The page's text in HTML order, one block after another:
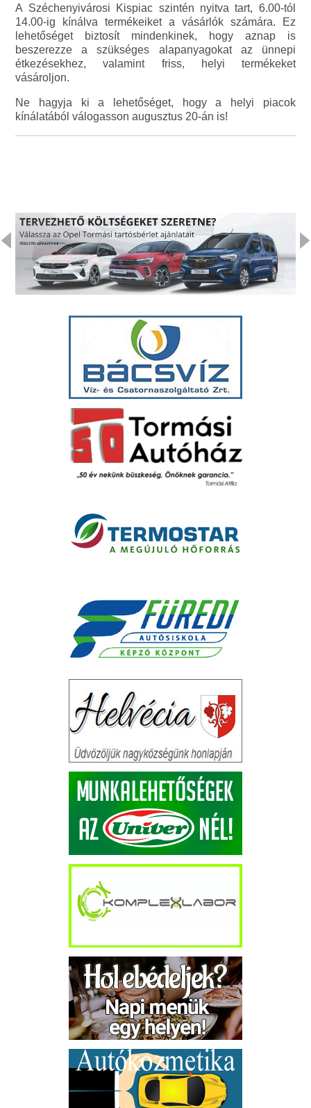
A Széchenyivárosi Kispiac szintén nyitva tart, 6.00-tól
14.00-ig kínálva termékeiket a vásárlók számára. Ez
lehetőséget biztosít mindenkinek, hogy aznap is
beszerezze a szükséges alapanyagokat az ünnepi
étkezésekhez, valamint friss, helyi termékeket
vásároljon.
Ne hagyja ki a lehetőséget, hogy a helyi piacok
kínálatából válogasson augusztus 20-án is!